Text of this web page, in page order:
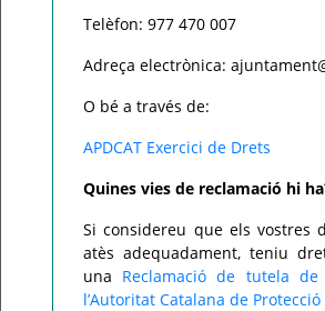
Telèfon: 977 470 007
Adreça electrònica:
O bé a través de:
APDCAT Exercici de Drets
Quines vies de reclamació hi
Si considereu que els vostres
atès adequadament, teniu
una Reclamació de tutela
l’Autoritat Catalana de